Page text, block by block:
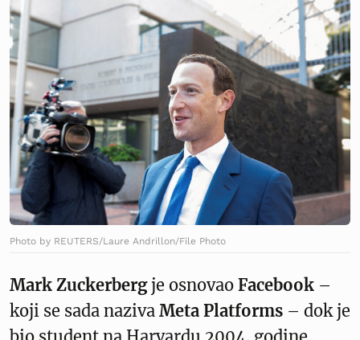
Photo by REUTERS/Laure Andrillon/File Photo
Mark Zuckerbergje osnovao Facebook –
koji se sada naziva Meta Platforms – dok je